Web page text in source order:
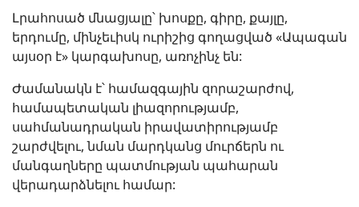
Լրահոսած մնացյալը՝ խոսքը, գիրը, քայլը,
երդումը, մինչեւիսկ ուրիշից գողացված «Ապագան
այսօր է» կարգախոսը, առոչինչ են:
Ժամանակն է՝ համազգային զորաշարժով,
համապետական լիազորությամբ,
սահմանադրական իրավատիրությամբ
շարժվելու, նման մարդկանց մուրճերն ու
մանգաղները պատմության պահարան
վերադարձնելու համար: